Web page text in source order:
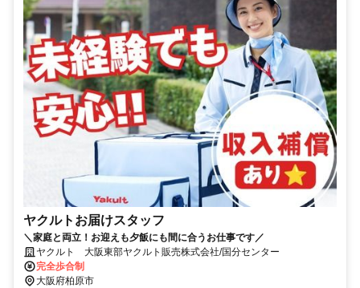
ヤクルトお届けスタッフ
＼家庭と両立！お迎えも夕飯にも間に合うお仕事です／
ヤクルト 大阪東部ヤクルト販売株式会社/国分センター
完全歩合制
大阪府柏原市